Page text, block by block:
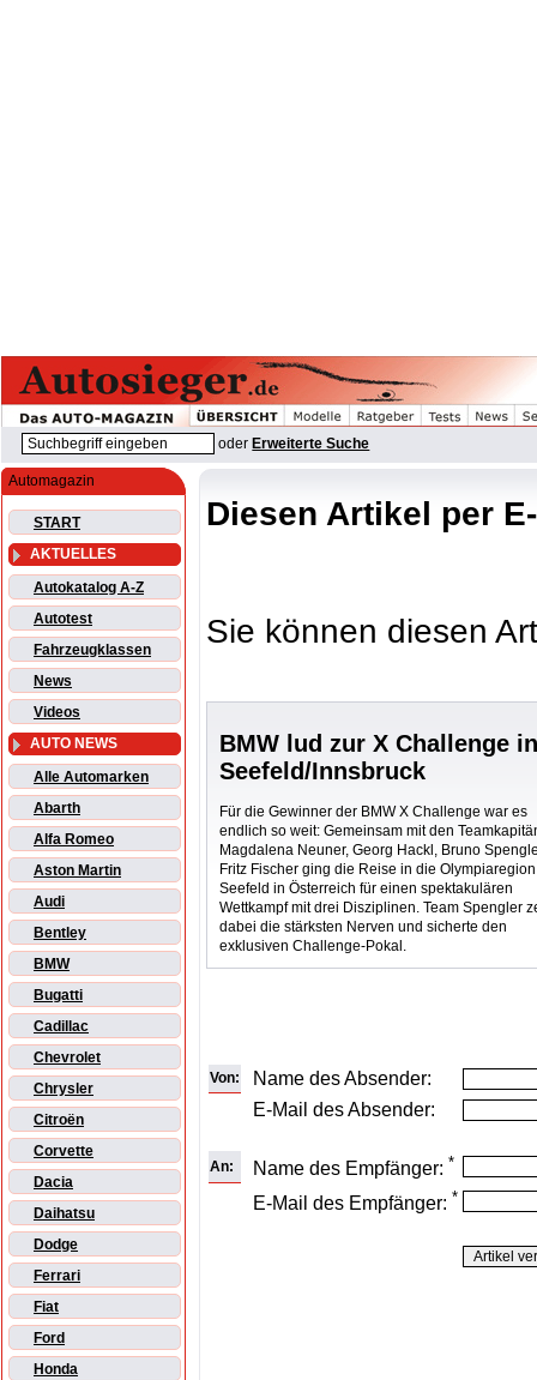
oder Erweiterte Suche
Automagazin
START
AKTUELLES
Autokatalog A-Z
Autotest
Fahrzeugklassen
News
Videos
AUTO NEWS
Alle Automarken
Abarth
Alfa Romeo
Aston Martin
Audi
Bentley
BMW
Bugatti
Cadillac
Chevrolet
Chrysler
Citroën
Corvette
Dacia
Daihatsu
Dodge
Ferrari
Fiat
Ford
Honda
Diesen Artikel per
Sie können diesen
BMW lud zur X Challenge
Seefeld/Innsbruck
Für die Gewinner der BMW X Challenge war es
endlich so weit: Gemeinsam mit den
Magdalena Neuner, Georg Hackl, Bruno
Fritz Fischer ging die Reise in die Olympiaregion
Seefeld in Österreich für einen spektakulären
Wettkampf mit drei Disziplinen. Team Spengler
dabei die stärksten Nerven und sicherte den
exklusiven Challenge-Pokal.
Von:
Name des Absender:
E-Mail des Absender:
An: Name des Empfänger: *
E-Mail des Empfänger: *